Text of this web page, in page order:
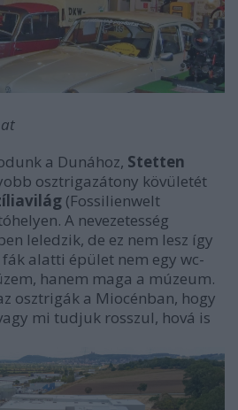
a Dunához, Stetten
osztrigazátony kövületét
(Fossilienwelt
A nevezetesség
leledzik, de ez nem lesz így
fák alatti épület nem egy wc-
hanem maga a múzeum.
osztrigák a Miocénban, hogy
mi tudjuk rosszul, hová is